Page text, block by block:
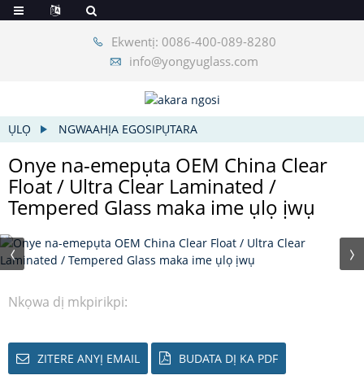
Ekwentị: 0086-400-089-8280
info@yongyuglass.com
ỤLỌ NGWAAHỊA EGOSIPỤTARA
Onye na-emepụta OEM China Clear
Float / Ultra Clear Laminated /
Tempered Glass maka ime ụlọ ịwụ
Nkọwa dị mkpirikpi:
ZITERE ANYỊ EMAIL BUDATA DỊ KA PDF